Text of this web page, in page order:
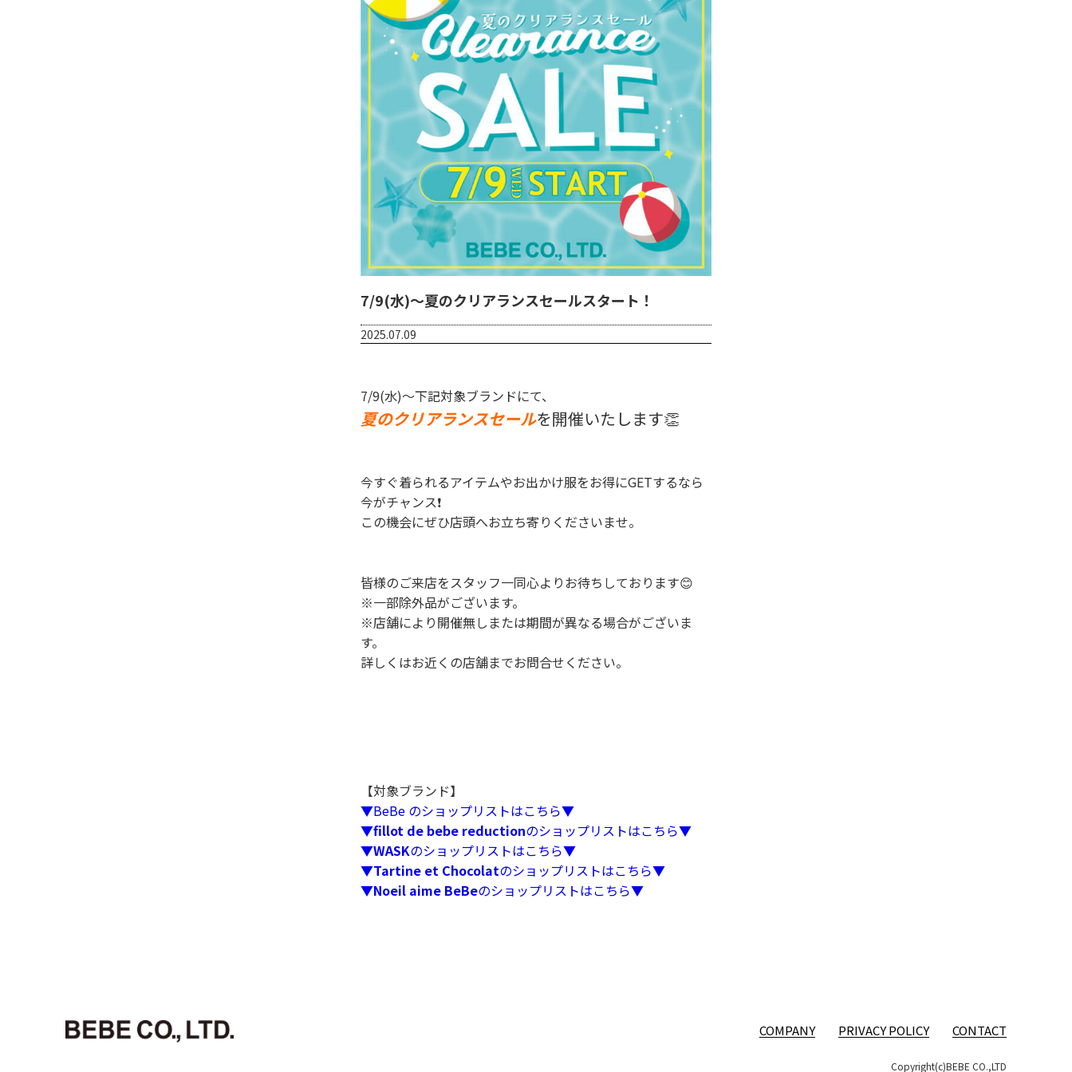
7/9(水)～夏のクリアランスセールスタート！
2025.07.09
7/9(水)～下記対象ブランドにて、
夏のクリアランスセールを開催いたします👏
今すぐ着られるアイテムやお出かけ服をお得にGETするなら
今がチャンス❗
この機会にぜひ店頭へお立ち寄りくださいませ。
皆様のご来店をスタッフ一同心よりお待ちしております😊
※一部除外品がございます。
※店舗により開催無しまたは期間が異なる場合がございま
す。
詳しくはお近くの店舗までお問合せください。
【対象ブランド】
▼BeBe のショップリストはこちら▼
▼fillot de bebe reductionのショップリストはこちら▼
▼WASKのショップリストはこちら▼
▼Tartine et Chocolatのショップリストはこちら▼
▼Noeil aime BeBeのショップリストはこちら▼
COMPANY PRIVACY POLICY CONTACT
Copyright(c)BEBE CO.,LTD